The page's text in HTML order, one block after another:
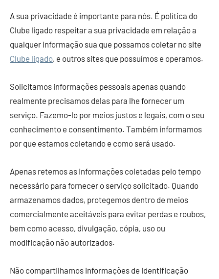
A sua privacidade é importante para nós. É política do
Clube ligado respeitar a sua privacidade em relação a
qualquer informação sua que possamos coletar no site
Clube ligado, e outros sites que possuímos e operamos.
Solicitamos informações pessoais apenas quando
realmente precisamos delas para lhe fornecer um
serviço. Fazemo-lo por meios justos e legais, com o seu
conhecimento e consentimento. Também informamos
por que estamos coletando e como será usado.
Apenas retemos as informações coletadas pelo tempo
necessário para fornecer o serviço solicitado. Quando
armazenamos dados, protegemos dentro de meios
comercialmente aceitáveis ​​para evitar perdas e roubos,
bem como acesso, divulgação, cópia, uso ou
modificação não autorizados.
Não compartilhamos informações de identificação